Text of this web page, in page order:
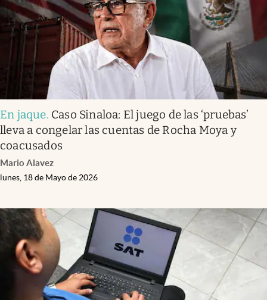
En jaque. Caso Sinaloa: El juego de las ‘pruebas’
lleva a congelar las cuentas de Rocha Moya y
coacusados
Mario Alavez
lunes, 18 de Mayo de 2026